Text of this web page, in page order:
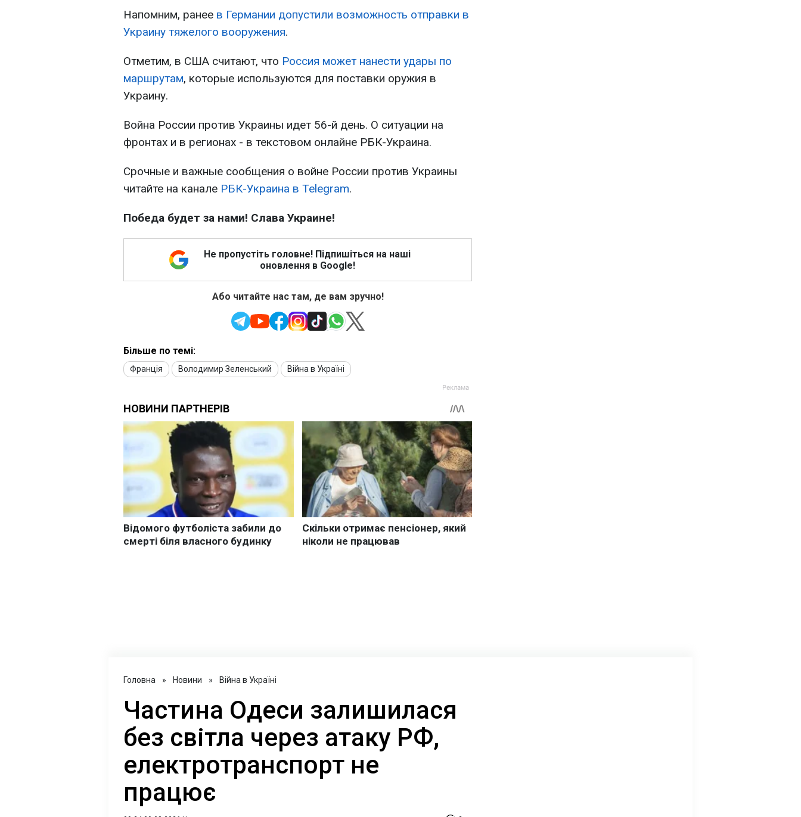
Напомним, ранее в Германии допустили возможность отправки в
Украину тяжелого вооружения.
Отметим, в США считают, что Россия может нанести удары по
маршрутам, которые используются для поставки оружия в
Украину.
Война России против Украины идет 56-й день. О ситуации на
фронтах и в регионах - в текстовом онлайне РБК-Украина.
Срочные и важные сообщения о войне России против Украины
читайте на канале РБК-Украина в Telegram.
Победа будет за нами! Слава Украине!
Не пропустіть головне! Підпишіться на наші
оновлення в Google!
Або читайте нас там, де вам зручно!
Більше по темі:
Франція Володимир Зеленський Війна в Україні
Головна » Новини » Війна в Україні
Частина Одеси залишилася
без світла через атаку РФ,
електротранспорт не
працює